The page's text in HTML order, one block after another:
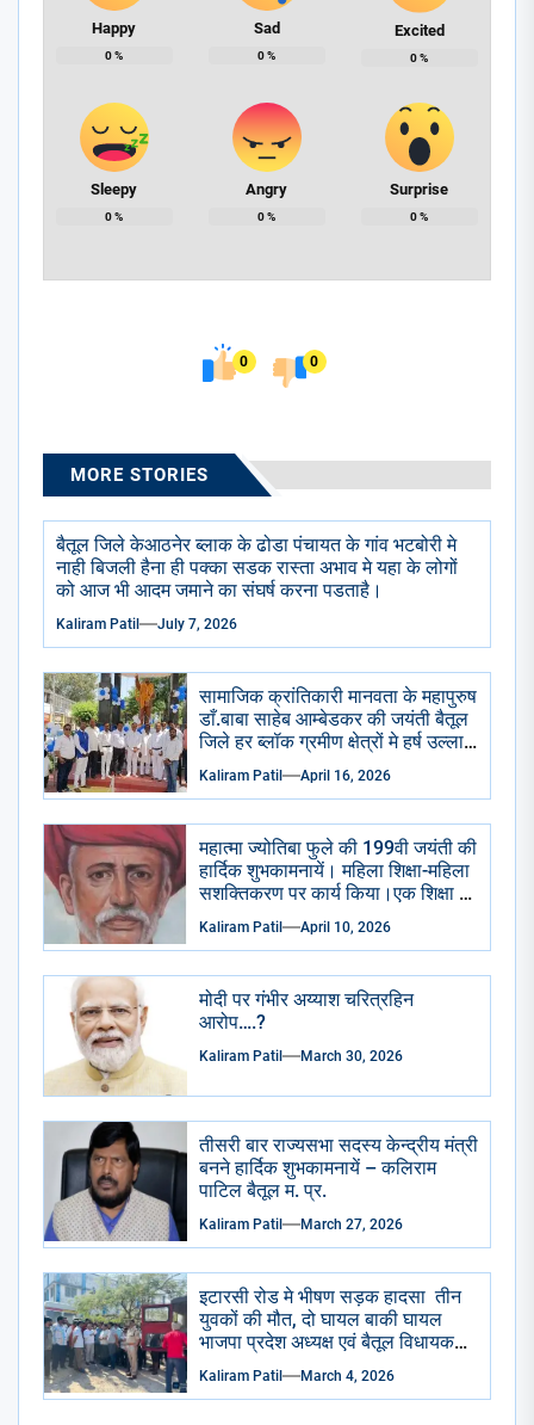
Happy
0%
Sad
0%
Excited
0%
Sleepy
0%
Angry
0%
Surprise
0%
0 0
MORE STORIES
बैतूल जिले केआठनेर ब्लाक के ढोडा पंचायत के गांव भटबोरी मे
नाही बिजली हैना ही पक्का सडक रास्ता अभाव मे यहा के लोगों
को आज भी आदम जमाने का संघर्ष करना पडताहै।
Kaliram Patil July 7, 2026
सामाजिक क्रांतिकारी मानवता के महापुरुष
डाँ.बाबा साहेब आम्बेडकर की जयंती बैतूल
जिले हर ब्लॉक ग्रमीण क्षेत्रों मे हर्ष उल्लास
से मनाई गई सभी सामाजिक राजनैतिक
प्रमुख संगठन भाजपा आप कांग्रेसीयो ने
अभिवादन किया . केक काटा गया ढोल
ढमाके साथ रैली निकाली गई।
Kaliram Patil April 16, 2026
महात्मा ज्योतिबा फुले की 199वी जयंती की
हार्दिक शुभकामनायें। महिला शिक्षा-महिला
सशक्तिकरण पर कार्य किया।एक शिक्षा के
अभाव मे शुद्रो का पतन हुआ है।
Kaliram Patil April 10, 2026
मोदी पर गंभीर अय्याश चरित्रहिन
आरोप….?
Kaliram Patil March 30, 2026
तीसरी बार राज्यसभा सदस्य केन्द्रीय मंत्री
बनने हार्दिक शुभकामनायें – कलिराम
पाटिल बैतूल म. प्र.
Kaliram Patil March 27, 2026
इटारसी रोड मे भीषण सड़क हादसा तीन
युवकों की मौत, दो घायल बाकी घायल
भाजपा प्रदेश अध्यक्ष एवं बैतूल विधायक
हेमंत खंडेलवाल ने जिला अस्पताल
पहुंचकर जताया शोक घायलों के समुचित
Kaliram Patil March 4, 2026